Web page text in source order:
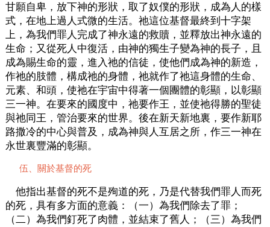
甘願自卑，放下神的形狀，取了奴僕的形狀，成為人的樣
式，在地上過人式微的生活。祂這位基督最終到十字架
上，為我們罪人完成了神永遠的救贖，並釋放出神永遠的
生命；又從死人中復活，由神的獨生子變為神的長子，且
成為賜生命的靈，進入祂的信徒，使他們成為神的新造，
作祂的肢體，構成祂的身體，祂就作了祂這身體的生命、
元素、和頭，使祂在宇宙中得著一個團體的彰顯，以彰顯
三一神。在要來的國度中，祂要作王，並使祂得勝的聖徒
與祂同王，管治要來的世界。後在新天新地裏，要作新耶
路撒冷的中心與普及，成為神與人互居之所，作三一神在
永世裏豐滿的彰顯。
伍、關於基督的死
他指出基督的死不是殉道的死，乃是代替我們罪人而死
的死，具有多方面的意義：（一）為我們除去了罪；
（二）為我們釘死了肉體，並結束了舊人；（三）為我們